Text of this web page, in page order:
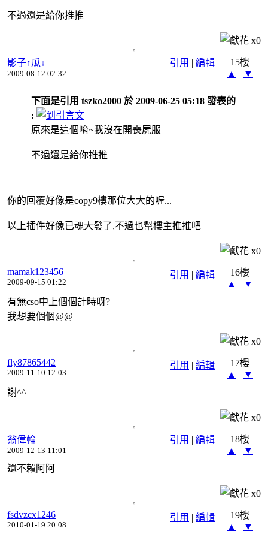
不過還是給你推推
x0
引用 | 編輯
影子↑瓜↓
2009-08-12 02:32
15樓
▲
▼
下面是引用 tszko2000 於 2009-06-25 05:18 發表的
:
原來是這個唷~我沒在開喪屍服
不過還是給你推推
你的回覆好像是copy9樓那位大大的喔...
以上插件好像已魂大發了,不過也幫樓主推推吧
x0
引用 | 編輯
mamak123456
2009-09-15 01:22
16樓
▲
▼
有無cso中上個個計時呀?
我想要個個@@
x0
引用 | 編輯
fly87865442
2009-11-10 12:03
17樓
▲
▼
謝^^
x0
引用 | 編輯
翁偉輪
2009-12-13 11:01
18樓
▲
▼
還不賴阿阿
x0
引用 | 編輯
fsdvzcx1246
2010-01-19 20:08
19樓
▲
▼